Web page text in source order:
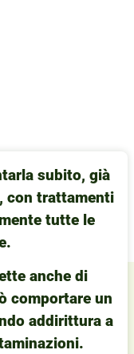
subito, già
con trattamenti
tutte le
anche di
comportare un
addirittura a